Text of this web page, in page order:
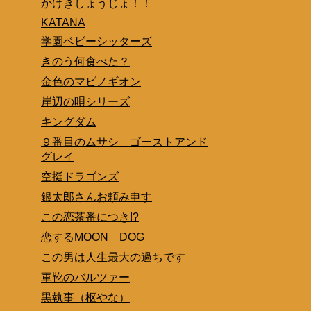
かげきしょうじょ！！
KATANA
学園ベビーシッターズ
きのう何食べた？
金色のマビノギオン
岸辺の唄シリーズ
キングダム
９番目のムサシ ゴーストアンド
グレイ
空挺ドラゴンズ
銀太郎さんお頼み申す
この恋茶番につき!?
恋するMOON DOG
この男は人生最大の過ちです
軍靴のバルツァー
黒執事（枢やな）